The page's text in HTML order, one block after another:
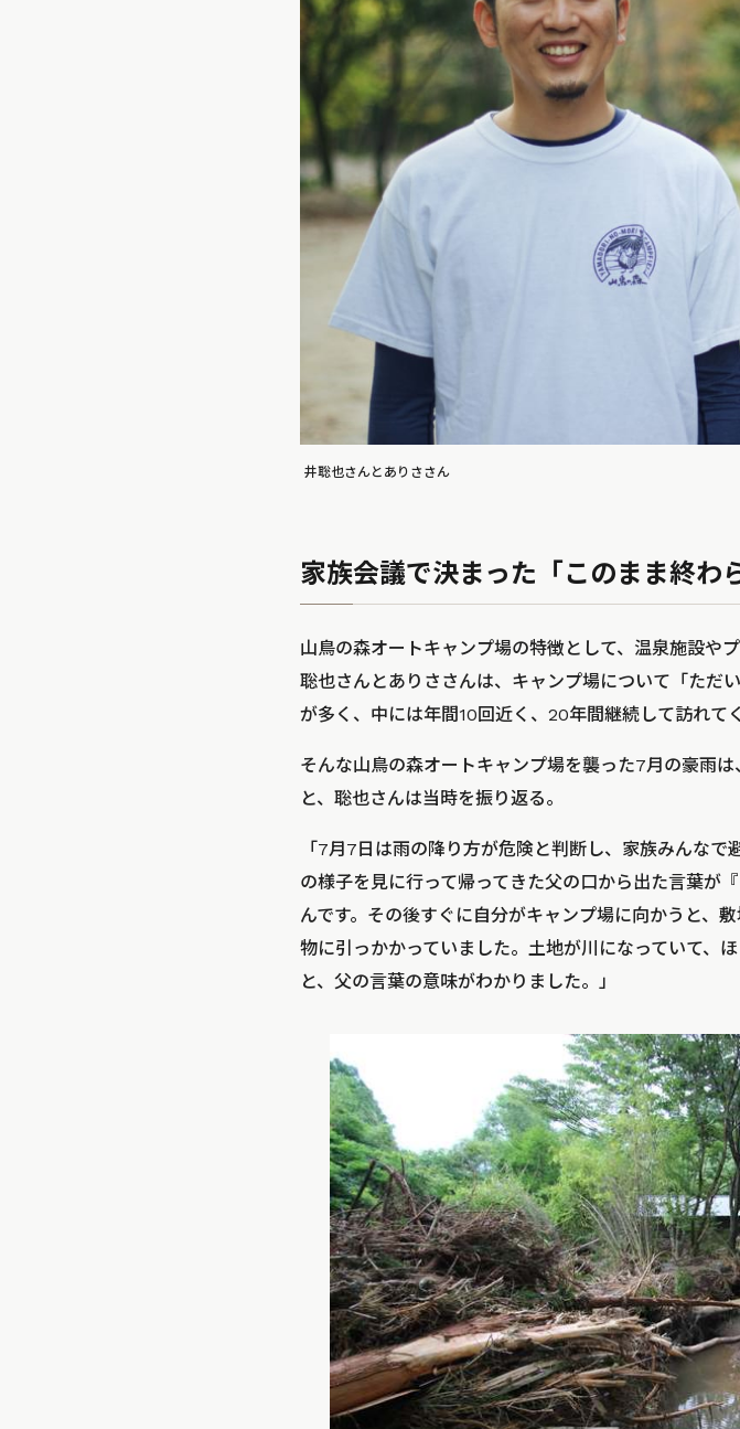
井聡也さんとありささん
家族会議で決まった「このまま終わ
山鳥の森オートキャンプ場の特徴として、温泉施設や
聡也さんとありささんは、キャンプ場について「ただ
が多く、中には年間10回近く、20年間継続して訪れて
そんな山鳥の森オートキャンプ場を襲った7月の豪雨
と、聡也さんは当時を振り返る。
「7月7日は雨の降り方が危険と判断し、家族みんな
の様子を見に行って帰ってきた父の口から出た言葉が
んです。その後すぐに自分がキャンプ場に向かうと、
物に引っかかっていました。土地が川になっていて、
と、父の言葉の意味がわかりました。」